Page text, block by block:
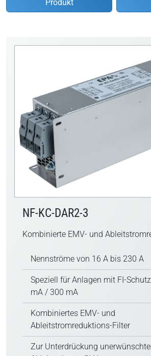
Produkt
NF-KC-DAR2-3
Kombinierte EMV- und
Nennströme von 16 A bis 230 A
Speziell für Anlagen mit FI-
mA / 300 mA
Kombiniertes EMV- und
Ableitstromreduktions-Filter
Zur Unterdrückung